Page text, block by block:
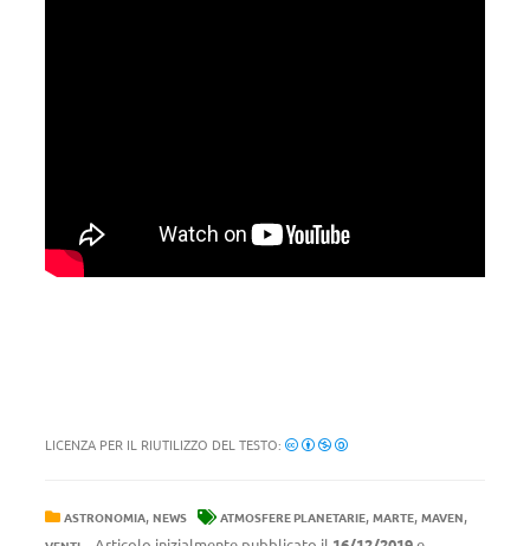
LICENZA PER IL RIUTILIZZO DEL TESTO:
ASTRONOMIA, NEWS ATMOSFERE PLANETARIE, MARTE, MAVEN,